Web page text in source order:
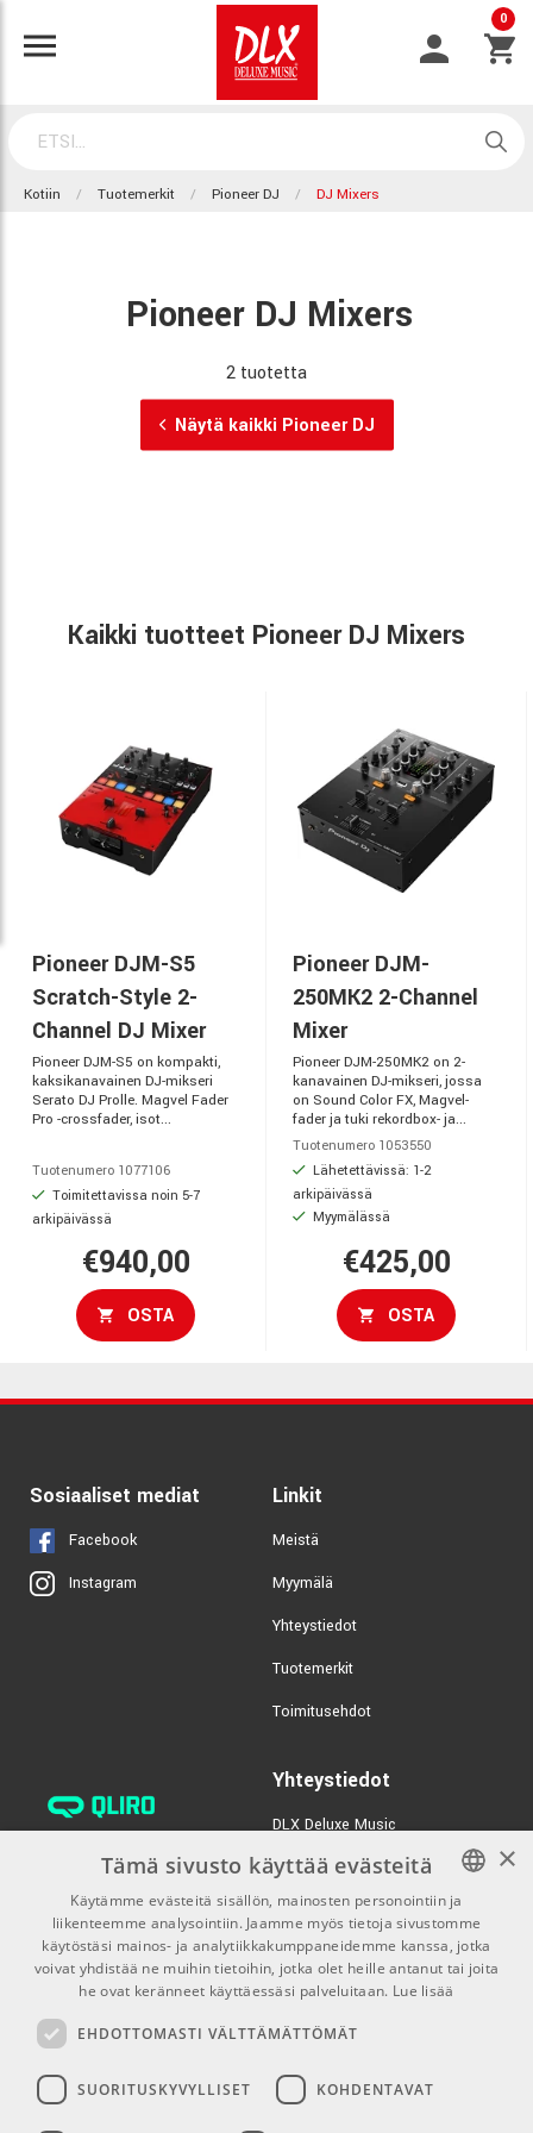
0
Kotiin Tuotemerkit Pioneer DJ DJ Mixers
Pioneer DJ Mixers
2 tuotetta
Näytä kaikki Pioneer DJ
Kaikki tuotteet Pioneer DJ Mixers
Pioneer DJM-S5
Scratch-Style 2-
Channel DJ Mixer
Pioneer DJM-S5 on kompakti,
kaksikanavainen DJ-mikseri
Serato DJ Prolle. Magvel Fader
Pro -crossfader, isot...
Tuotenumero 1077106
Toimitettavissa noin 5-7
arkipäivässä
€940,00
OSTA
Pioneer DJM-
250MK2 2-Channel
Mixer
Pioneer DJM-250MK2 on 2-
kanavainen DJ-mikseri, jossa
on Sound Color FX, Magvel-
fader ja tuki rekordbox- ja...
Tuotenumero 1053550
Lähetettävissä: 1-2
arkipäivässä
Myymälässä
€425,00
OSTA
Sosiaaliset mediat
Facebook
Instagram
Linkit
Meistä
Myymälä
Yhteystiedot
Tuotemerkit
Toimitusehdot
Yhteystiedot
DLX Deluxe Music
verkkokaupan asiakaspalvelu:
tilaus@dlxmusic.fi
Puh: 0207 282240 (arkisin klo
13-17)
Puh: 0207 282250 (myymälä)
00580 Helsinki
Y-tunnus: 1983522-7
FINNISH
FINNISH
×
Tämä sivusto käyttää evästeitä
Käytämme evästeitä sisällön, mainosten personointiin ja
liikenteemme analysointiin. Jaamme myös tietoja sivustomme
käytöstäsi mainos- ja analytiikkakumppaneidemme kanssa, jotka
voivat yhdistää ne muihin tietoihin, jotka olet heille antanut tai joita
he ovat keränneet käyttäessäsi palveluitaan. Lue lisää
EHDOTTOMASTI VÄLTTÄMÄTTÖMÄT
SUORITUSKYVYLLISET KOHDENTAVAT